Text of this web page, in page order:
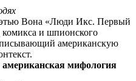
Вона «Люди Икс. Первый
и шпионского
американскую
мифология